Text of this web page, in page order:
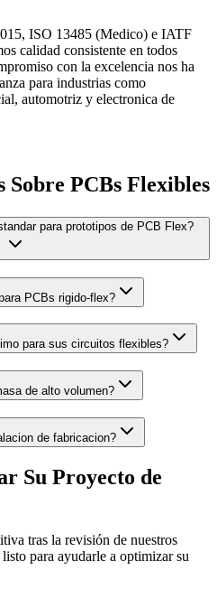
ISO 13485 (Medico) e IATF
calidad consistente en todos
con la excelencia nos ha
para industrias como
automotriz y electronica de
Sobre PCBs Flexibles
para prototipos de PCB Flex?
PCBs rigido-flex?
para sus circuitos flexibles?
de alto volumen?
de fabricacion?
Su Proyecto de
tras la revisión de nuestros
para ayudarle a optimizar su